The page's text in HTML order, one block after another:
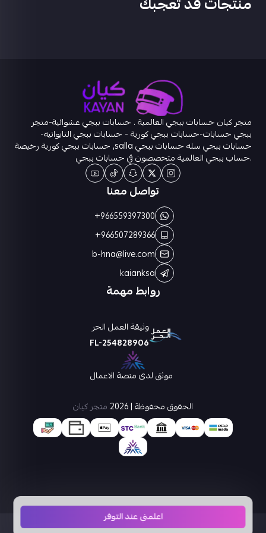
اعلمني عند التوفر
متجر كيان حسابات ببجي العالمية . حسابات ببجي عشوائية-متجر
ببجي حسابات-حسابات ببجي كورية - حسابات ببجي التايوانيه-
حسابات ببجي سله حسابات ببجي salla, حسابات ببجي كورية رخيصة
.حساب ببجي العالمية متخصصون في حسابات ببجي
روابط مهمة
تواصل معنا
+966559397300
+966507289366
b-hna@live.com
kaianksa
وثيقة العمل الحر
FL-254828906
موثق لدى منصة الاعمال
الحقوق محفوظة | 2026
متجر كيان